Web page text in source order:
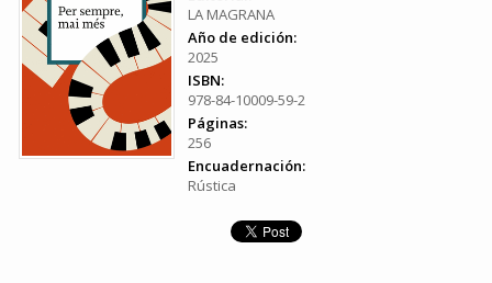
LA MAGRANA
Año de edición:
2025
ISBN:
978-84-10009-59-2
Páginas:
256
Encuadernación:
Rústica